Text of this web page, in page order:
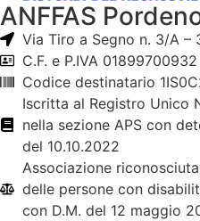
ANFFAS
Via Tiro a Segno n. 3/A –
C.F. e P.IVA 01899700932
Codice destinatario
Iscritta al Registro Unico
nella sezione APS con
del 10.10.2022
Associazione
delle persone con
con D.M. del 12 maggio